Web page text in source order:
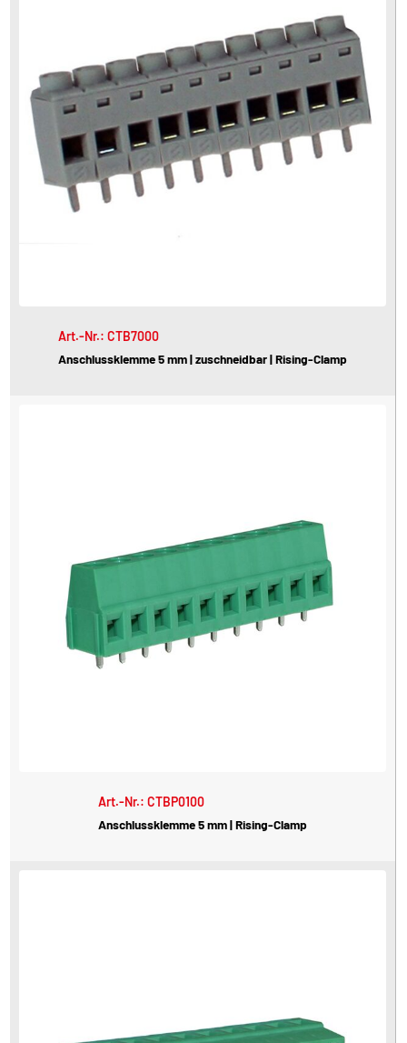
Art.-Nr.: CTB7000
Anschlussklemme 5 mm | zuschneidbar | Rising-Clamp
Art.-Nr.: CTBP0100
Anschlussklemme 5 mm | Rising-Clamp